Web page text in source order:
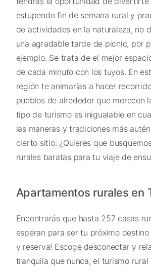
estupendo fin de semana rural y
de actividades en la naturaleza, no
una agradable tarde de picnic, por
ejemplo. Se trata de el mejor
de cada minuto con los tuyos. En
región te animarías a hacer
pueblos de alrededor que merecen
tipo de turismo es inigualable en
las maneras y tradiciones más
cierto sitio. ¿Quieres que
rurales baratas para tu viaje de
Apartamentos rurales en
Encontrarás que hasta 257 casas
esperan para ser tu próximo destino
y reserva! Escoge desconectar y
tranquila que nunca, el turismo rural